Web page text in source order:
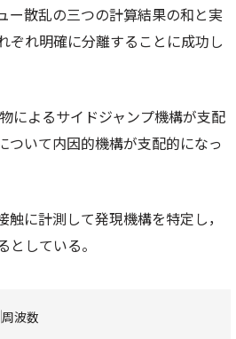
散乱の三つの計算結果の和と実
ぞれ明確に分離することに成功し
によるサイドジャンプ機構が支配
ついて内因的機構が支配的になっ
に計測して発現機構を特定し，
している。
周波数